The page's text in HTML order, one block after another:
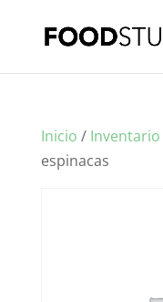
Inicio / Inventario
espinacas